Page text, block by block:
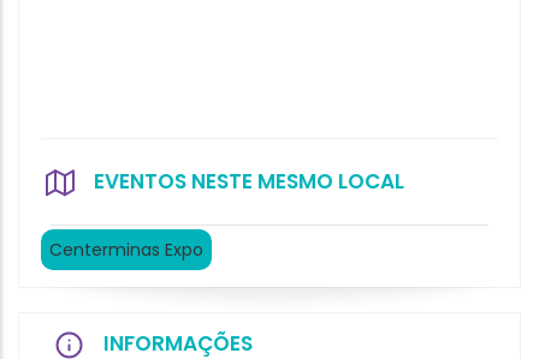
EVENTOS NESTE MESMO LOCAL
Centerminas Expo
INFORMAÇÕES